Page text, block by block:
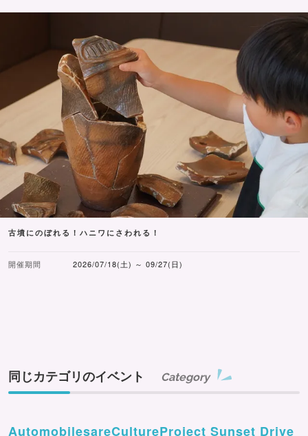
古墳にのぼれる！ハニワにさわれる！
開催期間 2026/07/18(土) ～ 09/27(日)
同じカテゴリのイベント Category
AutomobilesareCultureProject Sunset Drive